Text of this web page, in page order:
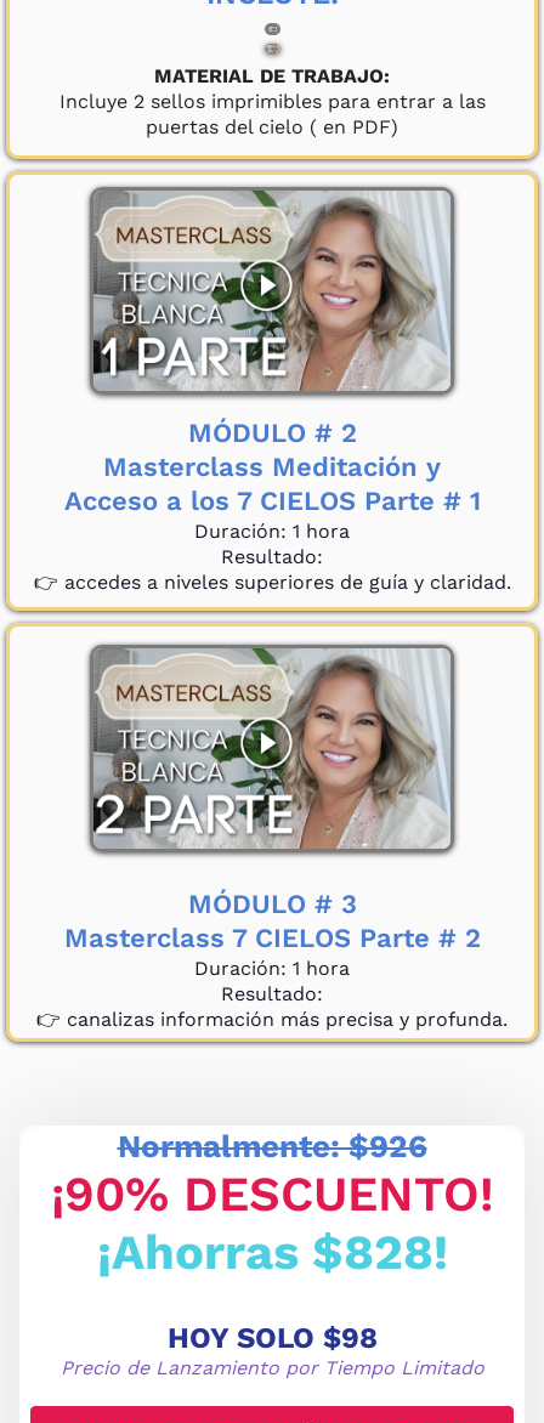
MATERIAL DE TRABAJO:
Incluye 2 sellos imprimibles para entrar a las
puertas del cielo ( en PDF)
MÓDULO # 2
Masterclass Meditación y
Acceso a los 7 CIELOS Parte # 1
Duración: 1 hora
Resultado:
👉 accedes a niveles superiores de guía y claridad.
MÓDULO # 3
Masterclass 7 CIELOS Parte # 2
Duración: 1 hora
Resultado:
👉 canalizas información más precisa y profunda.
Normalmente: $926
¡90% DESCUENTO!
¡Ahorras $828!
HOY SOLO $98
Precio de Lanzamiento por Tiempo Limitado